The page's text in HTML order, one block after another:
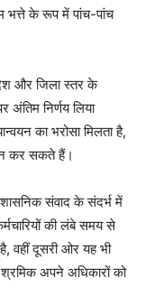
भत्ते के रूप में पांच-पांच
और जिला स्तर के
अंतिम निर्णय लिया
का भरोसा मिलता है,
कर सकते हैं।
संवाद के संदर्भ में
की लंबे समय से
वहीं दूसरी ओर यह भी
अपने अधिकारों को